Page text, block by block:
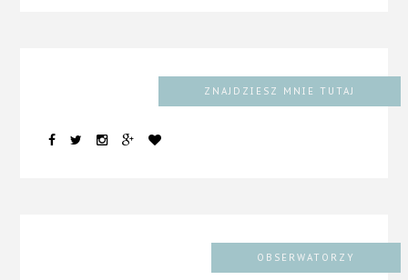
ZNAJDZIESZ MNIE TUTAJ
OBSERWATORZY